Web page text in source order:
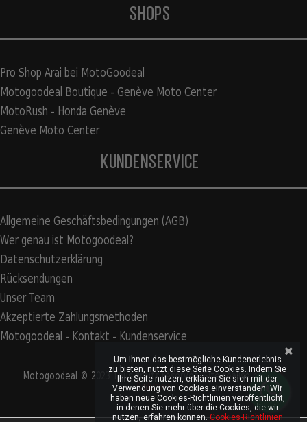
SHOPS
Pro Shop Arai bei MotoGoodeal
Motogoodeal Boutique - Genève Moto Center
MotoRush - Honda Genève
Genève Moto Center
KUNDENSERVICE
Allgemeine Geschäftsbedingungen (AGB)
Wer genau ist Motogoodeal?
Datenschutzerklärung
Rücksendungen
Unser Team
Akzeptierte Zahlungsmethoden
Motogoodeal - Kontakt - Kundenservice
Motogoodeal © 2023 Tous droits réservés. Site réalisé parS2A
Solution
Um Ihnen das bestmögliche Kundenerlebnis
zu bieten, nutzt diese Seite Cookies. Indem Sie
Ihre Seite nutzen, erklären Sie sich mit der
Verwendung von Cookies einverstanden. Wir
haben neue Cookies-Richtlinien veröffentlicht,
in denen Sie mehr über die Cookies, die wir
nutzen, erfahren können.Cookies-Richtlinien